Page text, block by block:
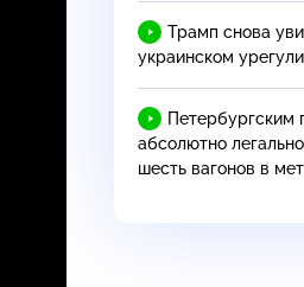
Трамп снова
украинском
Петербургским
абсолютно
шесть вагонов в